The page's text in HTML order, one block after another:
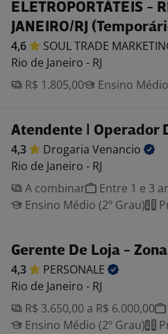
ELETROPORTÁTEIS -
JANEIRO/RJ
4,6 SOUL TRADE
Rio de Janeiro - RJ
R$ 1.805,00
Ensino
Atendente | Operador
4,3 Drogaria Venancio
Rio de Janeiro - RJ
A combinar
Entre 1 e 3
Ensino Médio (2º Grau)
Gerente De Loja - Zona
4,3
PERSONALE
Rio de Janeiro - RJ
R$ 3.650,00 a R$ 6.000,00
Ensino Médio (2º Grau)